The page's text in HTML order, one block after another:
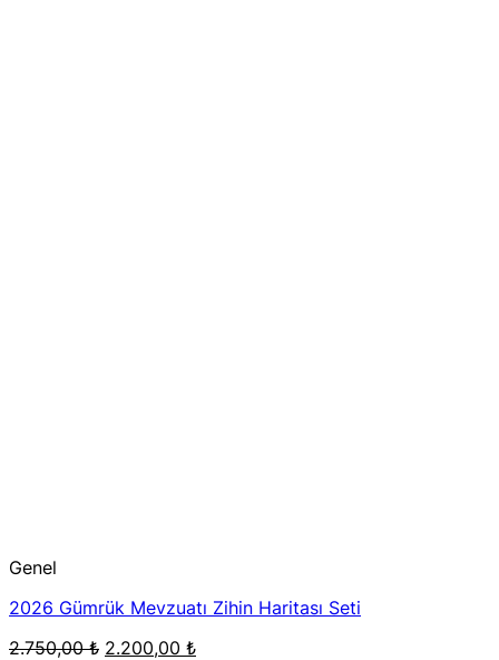
Genel
2026 Gümrük Mevzuatı Zihin Haritası Seti
2.750,00₺ Orijinal
2.200,00 ₺Şu